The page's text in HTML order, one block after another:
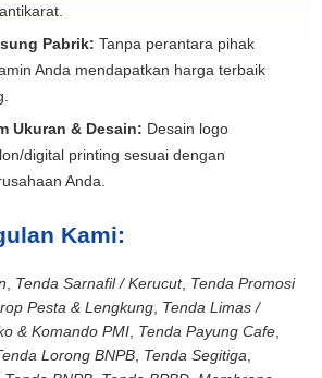
Pabrik: Tanpa perantara pihak
Anda mendapatkan harga terbaik
Ukuran & Desain: Desain logo
digital printing sesuai dengan
Anda.
Kami:
Tenda Sarnafil / Kerucut, Tenda Promosi
Pesta & Lengkung Tenda Limas /
& Komando PMI Tenda Payung Cafe
Lorong BNPB Tenda Segitiga